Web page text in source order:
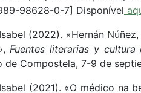
98628-0-7] Disponível
(2022). «Hernán
Fuentes literarias y
de Compostela, 7-9 de
(2021). «O médico na